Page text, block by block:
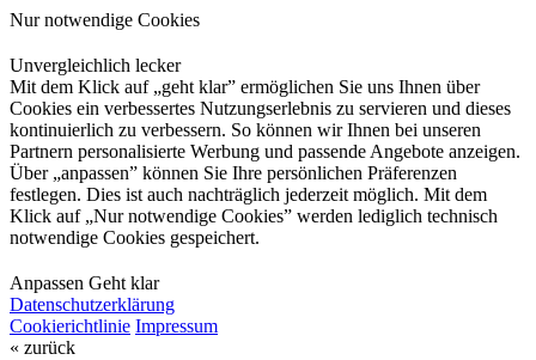
Nur notwendige Cookies
Unvergleichlich lecker
Mit dem Klick auf „geht klar” ermöglichen Sie uns Ihnen über
Cookies ein verbessertes Nutzungserlebnis zu servieren und dieses
kontinuierlich zu verbessern. So können wir Ihnen bei unseren
Partnern personalisierte Werbung und passende Angebote anzeigen.
Über „anpassen” können Sie Ihre persönlichen Präferenzen
festlegen. Dies ist auch nachträglich jederzeit möglich. Mit dem
Klick auf „Nur notwendige Cookies” werden lediglich technisch
notwendige Cookies gespeichert.
Anpassen Geht klar
Datenschutzerklärung
Cookierichtlinie Impressum
« zurück